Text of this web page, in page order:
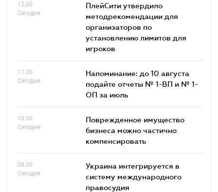
12.30
Сегодня
ПлейСити утвердило
методрекомендации для
организаторов по
установлению лимитов для
игроков
11.30
Сегодня
Напоминание: до 10 августа
подайте отчеты № 1-ВП и № 1-
ОП за июль
10.30
Сегодня
Поврежденное имущество
бизнеса можно частично
компенсировать
09.30
Сегодня
Украина интегрируется в
систему международного
правосудия